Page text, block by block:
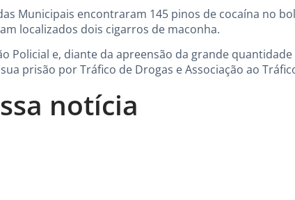
Municipais encontraram 145 pinos de cocaína no
localizados dois cigarros de maconha.
Policial e, diante da apreensão da grande
prisão por Tráfico de Drogas e Associação ao
notícia